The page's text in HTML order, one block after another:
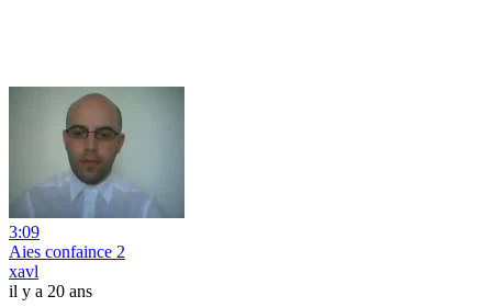
3:09
Aies confaince 2
xavl
il y a 20 ans